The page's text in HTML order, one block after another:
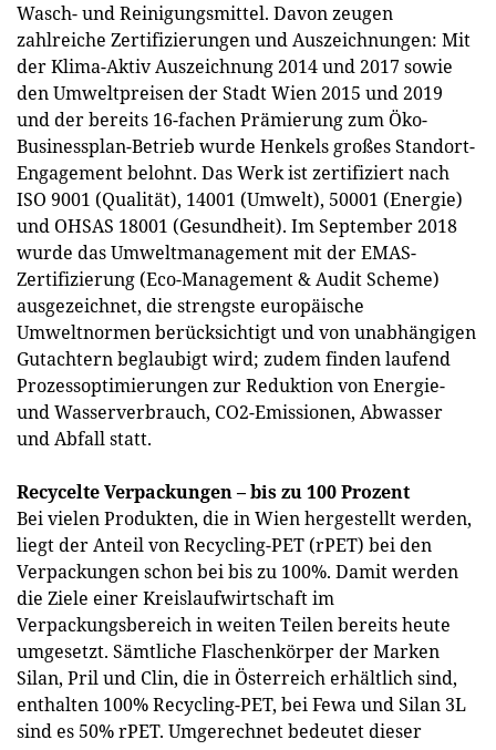
Wasch- und Reinigungsmittel. Davon zeugen
zahlreiche Zertifizierungen und Auszeichnungen: Mit
der Klima-Aktiv Auszeichnung 2014 und 2017 sowie
den Umweltpreisen der Stadt Wien 2015 und 2019
und der bereits 16-fachen Prämierung zum Öko-
Businessplan-Betrieb wurde Henkels großes Standort-
Engagement belohnt. Das Werk ist zertifiziert nach
ISO 9001 (Qualität), 14001 (Umwelt), 50001 (Energie)
und OHSAS 18001 (Gesundheit). Im September 2018
wurde das Umweltmanagement mit der EMAS-
Zertifizierung (Eco-Management & Audit Scheme)
ausgezeichnet, die strengste europäische
Umweltnormen berücksichtigt und von unabhängigen
Gutachtern beglaubigt wird; zudem finden laufend
Prozessoptimierungen zur Reduktion von Energie-
und Wasserverbrauch, CO2-Emissionen, Abwasser
und Abfall statt.
Recycelte Verpackungen – bis zu 100 Prozent
Bei vielen Produkten, die in Wien hergestellt werden,
liegt der Anteil von Recycling-PET (rPET) bei den
Verpackungen schon bei bis zu 100%. Damit werden
die Ziele einer Kreislaufwirtschaft im
Verpackungsbereich in weiten Teilen bereits heute
umgesetzt. Sämtliche Flaschenkörper der Marken
Silan, Pril und Clin, die in Österreich erhältlich sind,
enthalten 100% Recycling-PET, bei Fewa und Silan 3L
sind es 50% rPET. Umgerechnet bedeutet dieser